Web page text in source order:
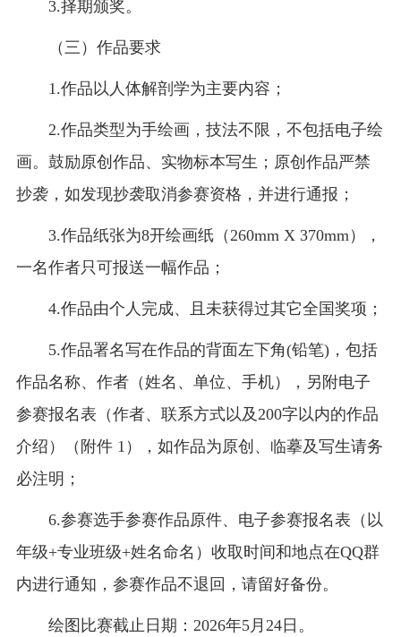
3.择期颁奖。
（三）作品要求
1.作品以人体解剖学为主要内容；
2.作品类型为手绘画，技法不限，不包括电子绘
画。鼓励原创作品、实物标本写生；原创作品严禁
抄袭，如发现抄袭取消参赛资格，并进行通报；
3.作品纸张为8开绘画纸（260mm X 370mm），
一名作者只可报送一幅作品；
4.作品由个人完成、且未获得过其它全国奖项；
5.作品署名写在作品的背面左下角(铅笔)，包括
作品名称、作者（姓名、单位、手机），另附电子
参赛报名表（作者、联系方式以及200字以内的作品
介绍）（附件 1），如作品为原创、临摹及写生请务
必注明；
6.参赛选手参赛作品原件、电子参赛报名表（以
年级+专业班级+姓名命名）收取时间和地点在QQ群
内进行通知，参赛作品不退回，请留好备份。
绘图比赛截止日期：2026年5月24日。